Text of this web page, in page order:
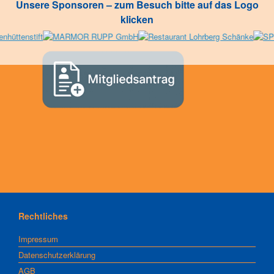
Rechtliches
Impressum
Datenschutzerklärung
AGB
Unsere Sponsoren – zum Besuch bitte auf das Logo
klicken